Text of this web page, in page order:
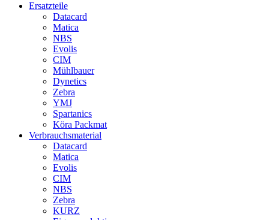
Ersatzteile
Datacard
Matica
NBS
Evolis
CIM
Mühlbauer
Dynetics
Zebra
YMJ
Spartanics
Köra Packmat
Verbrauchsmaterial
Datacard
Matica
Evolis
CIM
NBS
Zebra
KURZ